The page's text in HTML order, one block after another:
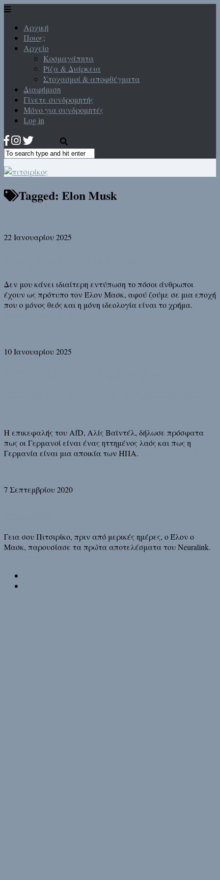
Αρχική
Ποιος;
Αρχείο
Κοσμαγάπητα
Ρίζα & Διάρκεια
Στοχασμοί & αποφθέγματα
Διαφήμιση
Γίνετε συνδρομητής
Μόνο για συνδρομητές
Log in
Tagged: Elon Musk
22 Ιανουαρίου 2025
Δεν μου κάνει ιδιαίτερη εντύπωση το πόσοι άνθρωποι
έχουν ως πρότυπο τον Έλον Μασκ, αφού ζούμε σε μια εποχή
που ο μόνος θεός και η μόνη ιδεολογία είναι το χρήμα.
10 Ιανουαρίου 2025
Η επικεφαλής του AfD, Αλίς Βαϊντέλ, δήλωσε πρόσφατα
πως οι Γερμανοί είναι ένας ηττημένος λαός και πως η
Γερμανία είναι μια αποικία των ΗΠΑ.
7 Σεπτεμβρίου 2020
Γεια σου Πιτσιρίκο, πριν από μερικές ημέρες, ο Έλον ο
Μασκ, παρουσίασε τα πρώτα αποτελέσματα του Neuralink.